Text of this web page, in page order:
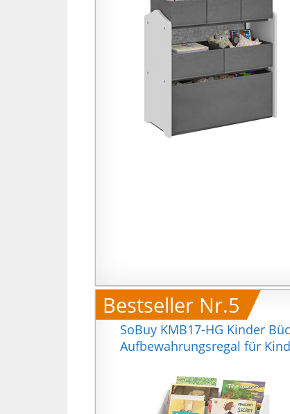
Bestseller Nr.5
SoBuy KMB17-HG Kinder
Aufbewahrungsregal für